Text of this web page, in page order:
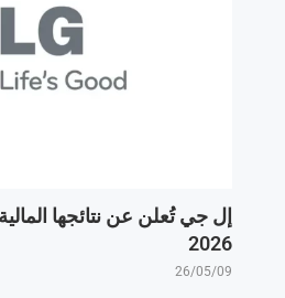
إل جي تُعلن عن نتائجها
2026
26/05/09